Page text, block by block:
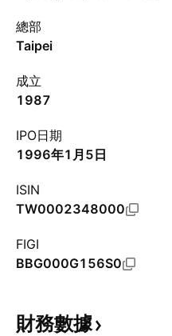
總部
Taipei
成立
1987
IPO日期
1996年1月5日
ISIN
TW0002348000
FIGI
BBG000G156S0
財務數據